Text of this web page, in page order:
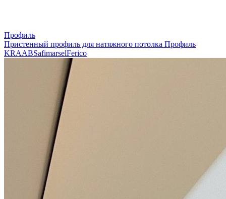
Профиль
Пристенный профиль для натяжного потолка Профиль
KRAABSafimarselFerico